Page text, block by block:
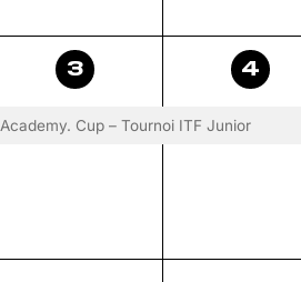
1
évènement,
3
Academy. Cup – Tournoi ITF Junior
14